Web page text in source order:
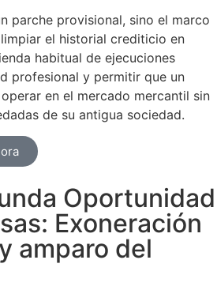
parche provisional, sino el marco
el historial crediticio en
habitual de ejecuciones
profesional y permitir que un
en el mercado mercantil sin
de su antigua sociedad.
Oportunidad
Exoneración
amparo del